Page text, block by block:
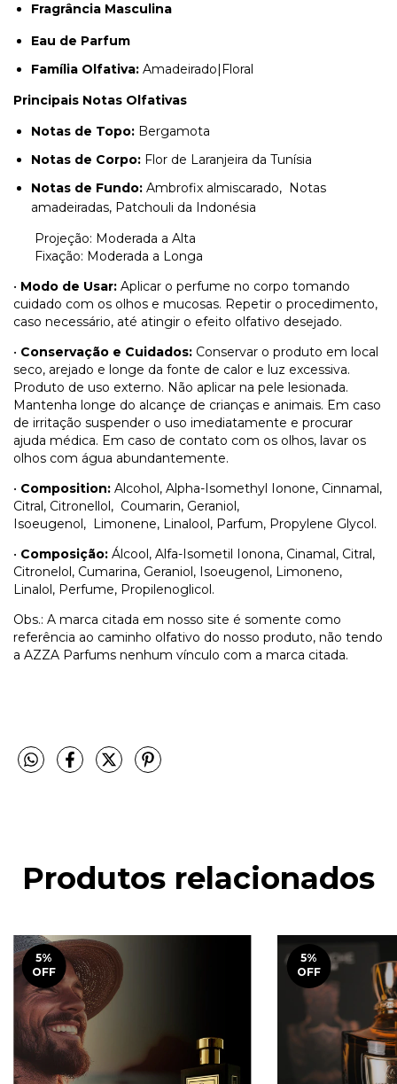
Fragrância Masculina
Eau de Parfum
Família Olfativa: Amadeirado|Floral
Principais Notas Olfativas
Notas de Topo: Bergamota
Notas de Corpo: Flor de Laranjeira da Tunísia
Notas de Fundo: Ambrofix almiscarado, Notas
amadeiradas, Patchouli da Indonésia
Projeção: Moderada a Alta
Fixação: Moderada a Longa
• Modo de Usar: Aplicar o perfume no corpo tomando
cuidado com os olhos e mucosas. Repetir o procedimento,
caso necessário, até atingir o efeito olfativo desejado.
• Conservação e Cuidados: Conservar o produto em local
seco, arejado e longe da fonte de calor e luz excessiva.
Produto de uso externo. Não aplicar na pele lesionada.
Mantenha longe do alcançe de crianças e animais. Em caso
de irritação suspender o uso imediatamente e procurar
ajuda médica. Em caso de contato com os olhos, lavar os
olhos com água abundantemente.
• Composition: Alcohol, Alpha-Isomethyl Ionone, Cinnamal,
Citral, Citronellol, Coumarin, Geraniol,
Isoeugenol, Limonene, Linalool, Parfum, Propylene Glycol.
• Composição: Álcool, Alfa-Isometil Ionona, Cinamal, Citral,
Citronelol, Cumarina, Geraniol, Isoeugenol, Limoneno,
Linalol, Perfume, Propilenoglicol.
Obs.: A marca citada em nosso site é somente como
referência ao caminho olfativo do nosso produto, não tendo
a AZZA Parfums nenhum vínculo com a marca citada.
Produtos relacionados
5%
OFF
5%
OFF